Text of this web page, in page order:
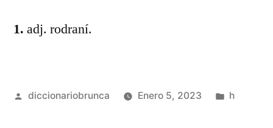
1. adj. rodraní.
diccionariobrunca Enero 5, 2023 h